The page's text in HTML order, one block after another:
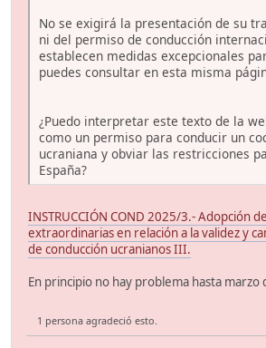
No se exigirá la presentación de su
ni del permiso de conducción
establecen medidas excepcionales
puedes consultar en esta misma
¿Puedo interpretar este texto de la
como un permiso para conducir un
ucraniana y obviar las restricciones
España?
INSTRUCCIÓN COND 2025/3.- Adopción
extraordinarias en relación a la validez y
de conducción ucranianos III.
En principio no hay problema hasta marzo
1 persona agradeció esto.